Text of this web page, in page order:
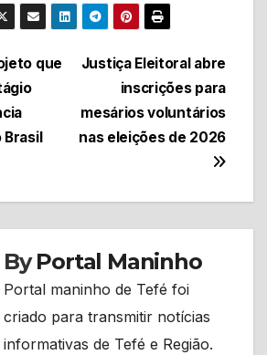
Justiça Eleitoral abre
inscrições para
mesários voluntários
nas eleições de 2026
que
ByPortal Maninho
Portal maninho de Tefé foi
criado para transmitir notícias
informativas de Tefé e Região.